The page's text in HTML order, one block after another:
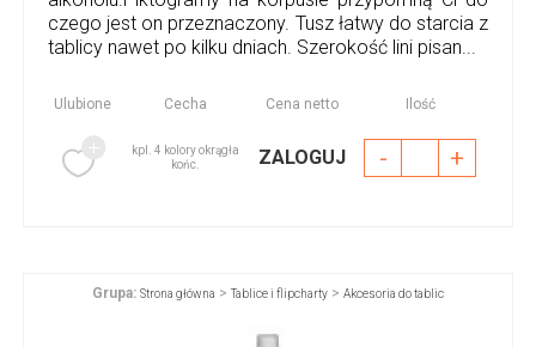
czego jest on przeznaczony. Tusz łatwy do starcia z
tablicy nawet po kilku dniach. Szerokość lini pisan...
Ulubione Cecha Cena netto Ilość
kpl. 4 kolory okrągła
końc.
ZALOGUJ - +
Grupa: Strona główna >Tablice i flipcharty > Akcesoria do tablic